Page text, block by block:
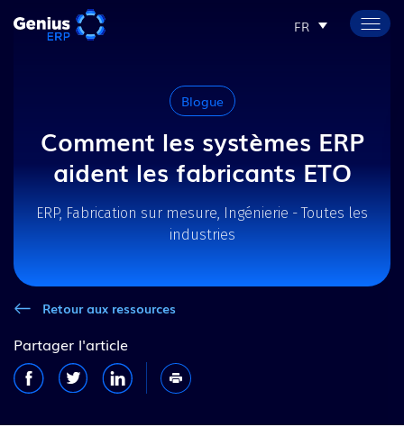
FR
Blogue
Comment les systèmes ERP
aident les fabricants ETO
ERP, Fabrication sur mesure, Ingénierie - Toutes les
industries
Retour aux ressources
Partager l'article